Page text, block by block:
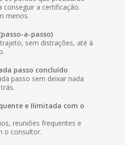
conseguir a certificação.
menos.
a-passo)
sem distrações, até à
passo concluído
passo sem deixar nada
e Ilimitada com o
reuniões frequentes e
o consultor.